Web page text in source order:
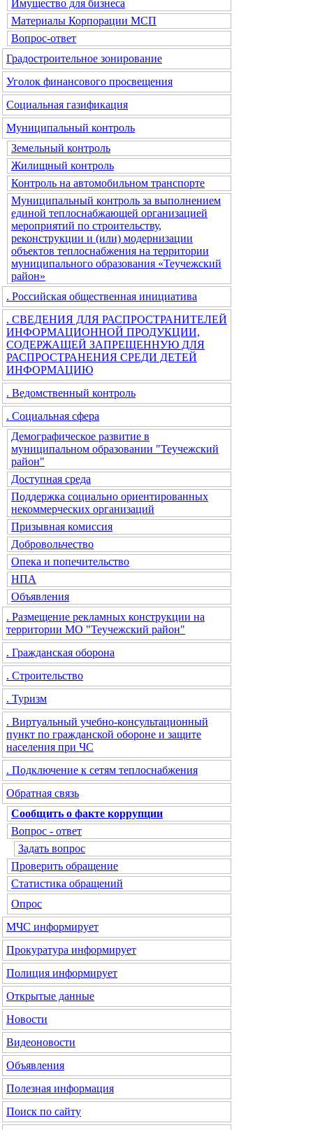
Имущество для бизнеса
Материалы Корпорации МСП
Вопрос-ответ
Градостроительное зонирование
Уголок финансового просвещения
Социальная газификация
Муниципальный контроль
Земельный контроль
Жилищный контроль
Контроль на автомобильном транспорте
Муниципальный контроль за выполнением
единой теплоснабжающей организацией
мероприятий по строительству,
реконструкции и (или) модернизации
объектов теплоснабжения на территории
муниципального образования «Теучежский
район»
. Российская общественная инициатива
. СВЕДЕНИЯ ДЛЯ РАСПРОСТРАНИТЕЛЕЙ
ИНФОРМАЦИОННОЙ ПРОДУКЦИИ,
СОДЕРЖАЩЕЙ ЗАПРЕЩЕННУЮ ДЛЯ
РАСПРОСТРАНЕНИЯ СРЕДИ ДЕТЕЙ
ИНФОРМАЦИЮ
. Ведомственный контроль
. Социальная сфера
Демографическое развитие в
муниципальном образовании "Теучежский
район"
Доступная среда
Поддержка социально ориентированных
некоммерческих организаций
Призывная комиссия
Добровольчество
Опека и попечительство
НПА
Объявления
. Размещение рекламных конструкции на
территории МО "Теучежский район"
. Гражданская оборона
. Строительство
. Туризм
. Виртуальный учебно-консультационный
пункт по гражданской обороне и защите
населения при ЧС
. Подключение к сетям теплоснабжения
Обратная связь
Сообщить о факте коррупции
Вопрос - ответ
Задать вопрос
Проверить обращение
Статистика обращений
Опрос
МЧС информирует
Прокуратура информирует
Полиция информирует
Открытые данные
Новости
Видеоновости
Объявления
Полезная информация
Поиск по сайту